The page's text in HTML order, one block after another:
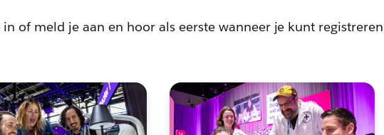
of meld je aan en hoor als eerste wanneer je kunt